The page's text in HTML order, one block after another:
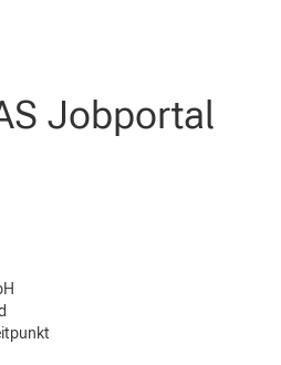
Jobportal
Elektronik- und